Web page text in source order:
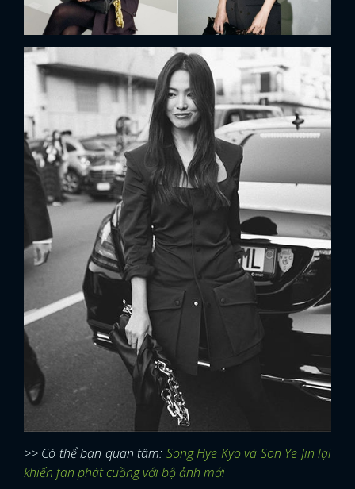
>> Có thể bạn quan tâm: Song Hye Kyo và Son Ye Jin lại
khiến fan phát cuồng với bộ ảnh mới